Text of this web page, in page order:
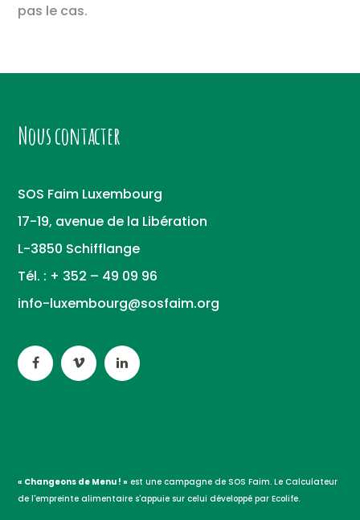
pas le cas.
Nous contacter
SOS Faim Luxembourg
17-19, avenue de la Libération
L-3850 Schifflange
Tél. : + 352 – 49 09 96
info-luxembourg@sosfaim.org
« Changeons de Menu ! » est une campagne de SOS Faim. Le Calculateur
de l'empreinte alimentaire s'appuie sur celui développé par Ecolife.